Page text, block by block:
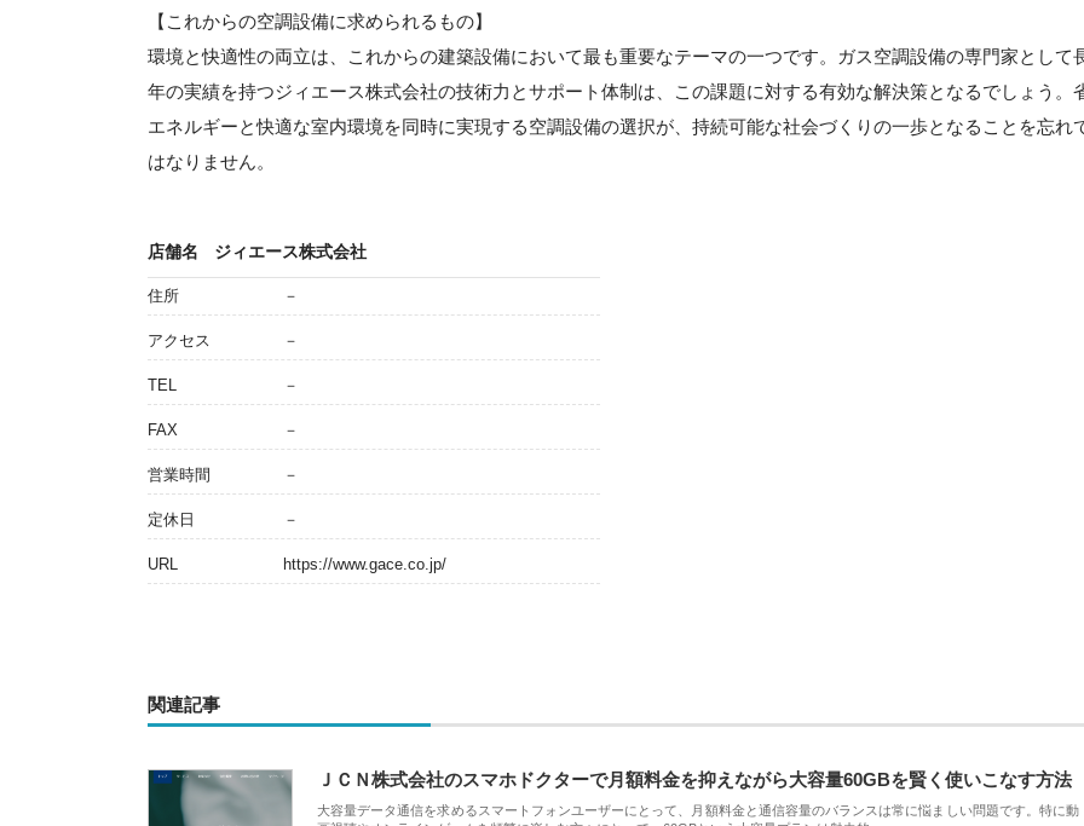
【これからの空調設備に求められるもの】
環境と快適性の両立は、これからの建築設備において最も重要なテーマの一つです。ガス空調設備の専門家として
年の実績を持つジィエース株式会社の技術力とサポート体制は、この課題に対する有効な解決策となるでしょう。
エネルギーと快適な室内環境を同時に実現する空調設備の選択が、持続可能な社会づくりの一歩となることを忘れ
はなりません。
店舗名 ジィエース株式会社
住所 －
アクセス －
TEL －
FAX －
営業時間 －
定休日 －
URL https://www.gace.co.jp/
関連記事
ＪＣＮ株式会社のスマホドクターで月額料金を抑えながら大容量60GBを賢く使いこなす方法
大容量データ通信を求めるスマートフォンユーザーにとって、月額料金と通信容量のバランスは常に悩ましい問題です。特に動